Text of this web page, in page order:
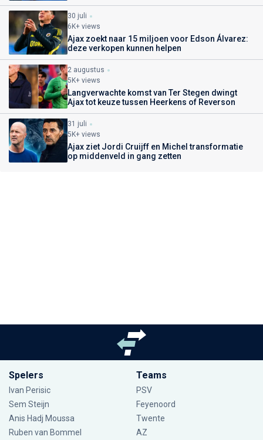
30 juli
6K+ views
Ajax zoekt naar 15 miljoen voor Edson Álvarez:
deze verkopen kunnen helpen
2 augustus
5K+ views
Langverwachte komst van Ter Stegen dwingt
Ajax tot keuze tussen Heerkens of Reverson
31 juli
5K+ views
Ajax ziet Jordi Cruijff en Michel transformatie
op middenveld in gang zetten
Spelers
Ivan Perisic
Sem Steijn
Anis Hadj Moussa
Ruben van Bommel
Teams
PSV
Feyenoord
Twente
AZ